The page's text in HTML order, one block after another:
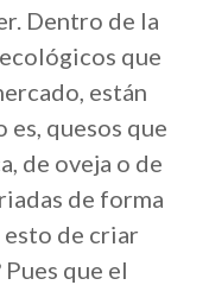
Dentro de la
que
están
es, quesos que
de oveja o de
de forma
esto de criar
que el